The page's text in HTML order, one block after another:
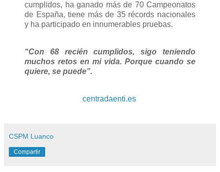
cumplidos, ha ganado más de 70 Campeonatos
de España, tiene más de 35 récords nacionales
y ha participado en innumerables pruebas.
“Con 68 recién cumplidos, sigo teniendo
muchos retos en mi vida. Porque cuando se
quiere, se puede”.
centradaenti.es
CSPM Luanco
Compartir